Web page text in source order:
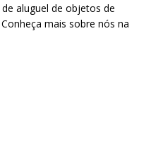
aluguel de objetos de
mais sobre nós na